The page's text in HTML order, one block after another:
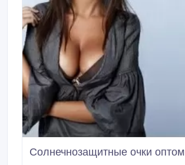
Солнечнозащитные очки оптом